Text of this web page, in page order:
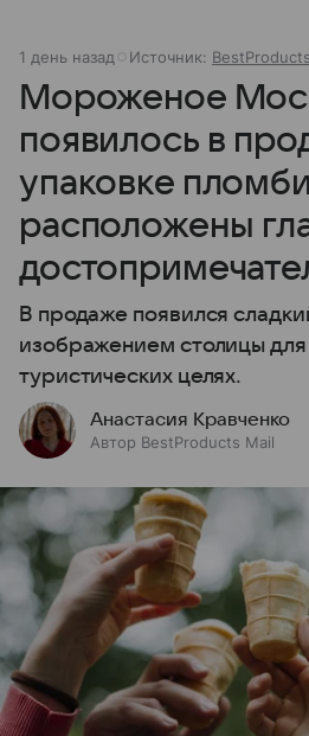
1 день назад Источник:
Мороженое
появилось в
упаковке
расположены
В продаже появился
изображением столицы для
туристических целях.
Анастасия Кравченко
Автор BestProducts Mail